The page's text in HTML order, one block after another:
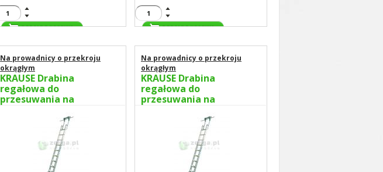
Na prowadnicy o przekroju
okrągłym
KRAUSE Drabina
regałowa do
przesuwania na
wys.rob. 3,60m 819352
Na prowadnicy o przekroju
okrągłym
KRAUSE Drabina
regałowa do
przesuwania na
wys.rob. 3,85m 819369